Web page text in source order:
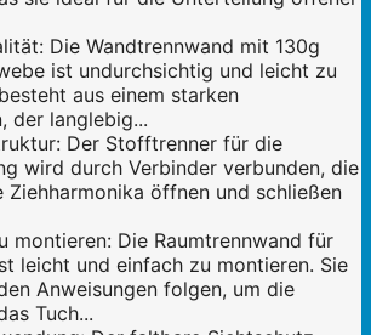
Die Wandtrennwand mit 130g
ist undurchsichtig und leicht zu
aus einem starken
der langlebig...
Der Stofftrenner für die
wird durch Verbinder verbunden, die
Ziehharmonika öffnen und schließen
montieren: Die Raumtrennwand für
leicht und einfach zu montieren. Sie
Anweisungen folgen, um die
Tuch...